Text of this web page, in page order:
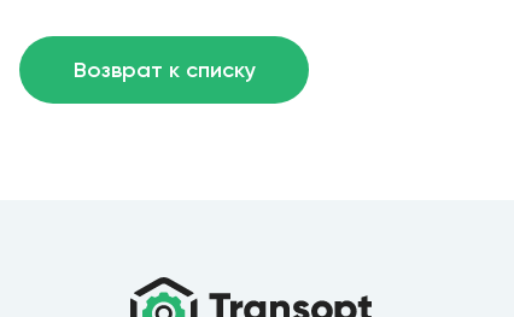
Возврат к списку